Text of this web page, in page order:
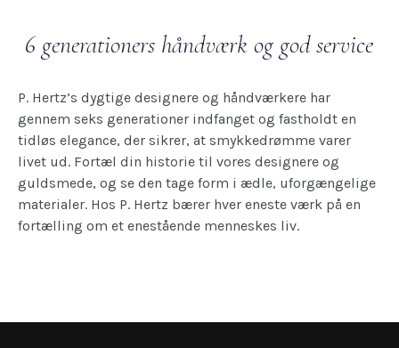
6 generationers håndværk og god service
P. Hertz’s dygtige designere og håndværkere har
gennem seks generationer indfanget og fastholdt en
tidløs elegance, der sikrer, at smykkedrømme varer
livet ud. Fortæl din historie til vores designere og
guldsmede, og se den tage form i ædle, uforgængelige
materialer. Hos P. Hertz bærer hver eneste værk på en
fortælling om et enestående menneskes liv.